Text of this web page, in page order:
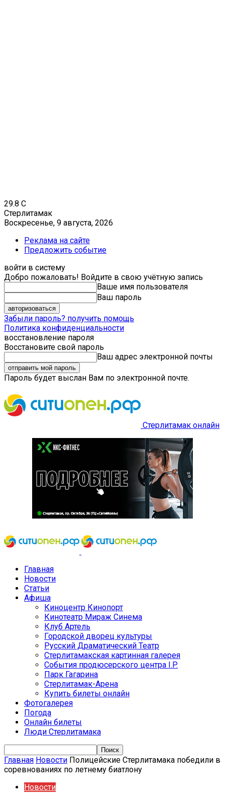
29.8 C
Стерлитамак
Воскресенье, 9 августа, 2026
Реклама на сайте
Предложить событие
войти в систему
Добро пожаловать! Войдите в свою учётную запись
Ваше имя пользователя
Ваш пароль
Забыли пароль? получить помощь
Политика конфиденциальности
восстановление пароля
Восстановите свой пароль
Ваш адрес электронной почты
Пароль будет выслан Вам по электронной почте.
Стерлитамак онлайн
Главная
Новости
Статьи
Афиша
Киноцентр Кинопорт
Кинотеатр Мираж Синема
Клуб Артель
Городской дворец культуры
Русский Драматический Театр
Стерлитамакская картинная галерея
События продюсерского центра I.P.
Парк Гагарина
Стерлитамак-Арена
Купить билеты онлайн
Фотогалерея
Погода
Онлайн билеты
Люди Стерлитамака
Главная Новости Полицейские Стерлитамака победили в
соревнованиях по летнему биатлону
Новости